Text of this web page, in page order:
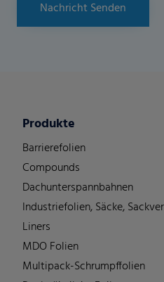
Nachricht Senden
Produkte
Barrierefolien
Compounds
Dachunterspannbahnen
Industriefolien, Säcke,
Liners
MDO Folien
Multipack-Schrumpffolien